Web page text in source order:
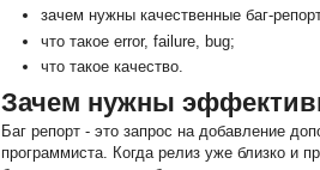
зачем нужны качественные баг-
что такое error, failure, bug;
что такое качество.
Зачем нужны
Баг репорт - это запрос на добавление
программиста. Когда релиз уже близко и